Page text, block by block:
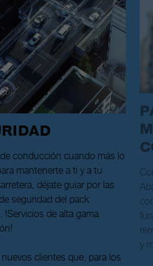
conducción cuando más lo
mantenerte a ti y a tu
déjate guiar por las
seguridad del pack
. !Servicios de alta gama
clientes que, para los
y